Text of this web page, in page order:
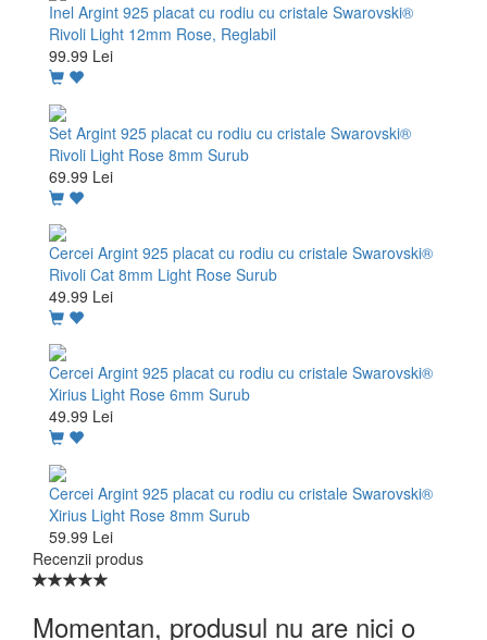
Inel Argint 925 placat cu rodiu cu cristale Swarovski®
Rivoli Light 12mm Rose, Reglabil
99.99 Lei
Set Argint 925 placat cu rodiu cu cristale Swarovski®
Rivoli Light Rose 8mm Surub
69.99 Lei
Cercei Argint 925 placat cu rodiu cu cristale Swarovski®
Rivoli Cat 8mm Light Rose Surub
49.99 Lei
Cercei Argint 925 placat cu rodiu cu cristale Swarovski®
Xirius Light Rose 6mm Surub
49.99 Lei
Cercei Argint 925 placat cu rodiu cu cristale Swarovski®
Xirius Light Rose 8mm Surub
59.99 Lei
Recenzii produs
Momentan, produsul nu are nici o